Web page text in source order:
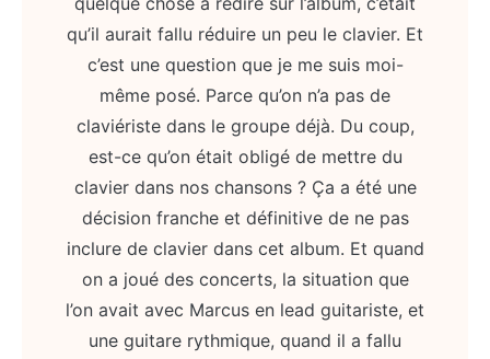
qu’il aurait fallu réduire un peu le clavier. Et
c’est une question que je me suis moi-
même posé. Parce qu’on n’a pas de
claviériste dans le groupe déjà. Du coup,
est-ce qu’on était obligé de mettre du
clavier dans nos chansons ? Ça a été une
décision franche et définitive de ne pas
inclure de clavier dans cet album. Et quand
on a joué des concerts, la situation que
l’on avait avec Marcus en lead guitariste, et
une guitare rythmique, quand il a fallu